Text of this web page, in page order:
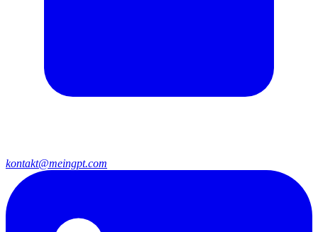
kontakt@meingpt.com